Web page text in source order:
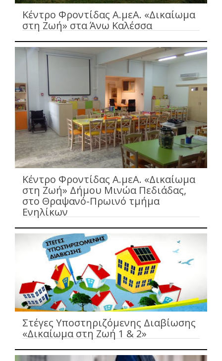
Κέντρο Φροντίδας Α.μεΑ. «Δικαίωμα
στη Ζωή» στα Άνω Καλέσσα
Κέντρο Φροντίδας Α.μεΑ. «Δικαίωμα
στη Ζωή» Δήμου Μινώα Πεδιάδας,
στο Θραψανό-Πρωινό τμήμα
Ενηλίκων
Στέγες Υποστηριζόμενης Διαβίωσης
«Δικαίωμα στη Ζωή 1 & 2»